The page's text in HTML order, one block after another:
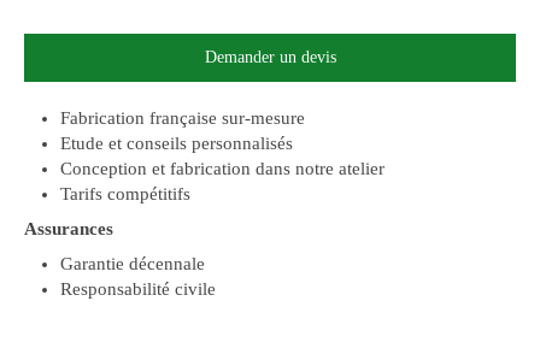
Demander un devis
Fabrication française sur-mesure
Etude et conseils personnalisés
Conception et fabrication dans notre atelier
Tarifs compétitifs
Assurances
Garantie décennale
Responsabilité civile